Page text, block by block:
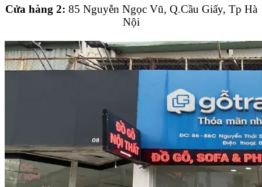
Cửa hàng 2: 85 Nguyễn Ngọc Vũ, Q.Cầu Giấy, Tp Hà
Nội